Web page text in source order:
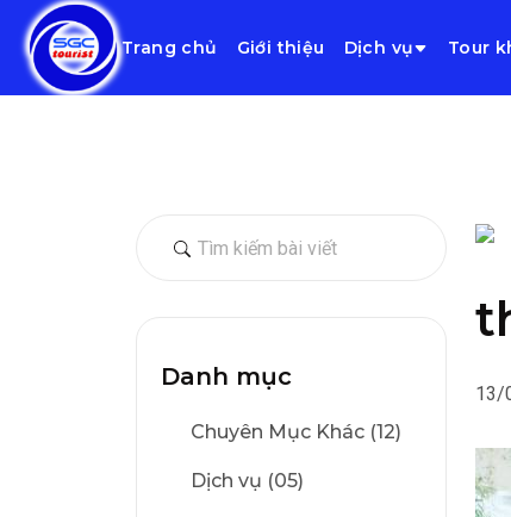
Trang chủ Giới thiệu Dịch vụ Tour
Danh mục
Chuyên Mục Khác (12)
Dịch vụ (05)
13/